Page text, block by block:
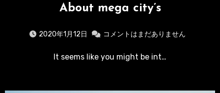
About mega city’s
2020年1月12日 コメントはまだありません
It seems like you might be int…